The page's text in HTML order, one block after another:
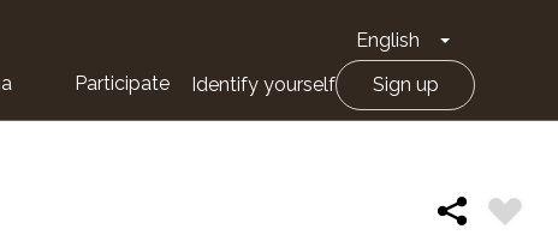
English Toggle
Participate Identify yourself Sign up